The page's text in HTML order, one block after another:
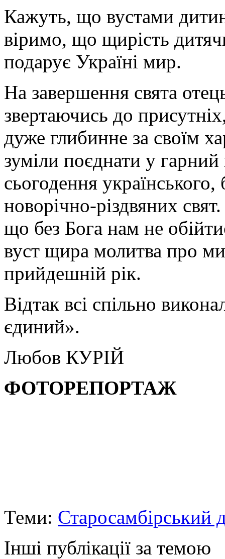
Кажуть, що вустами
віримо, що щирість
подарує Україні мир.
На завершення свята
звертаючись до
дуже глибинне за своїм
зуміли поєднати у гарний
сьогодення українського,
новорічно-різдвяних
що без Бога нам не
вуст щира молитва про
прийдешній рік.
Відтак всі спільно
єдиний».
Любов КУРІЙ
ФОТОРЕПОРТАЖ
Теми: Старосамбірський
Інші публікації за темою